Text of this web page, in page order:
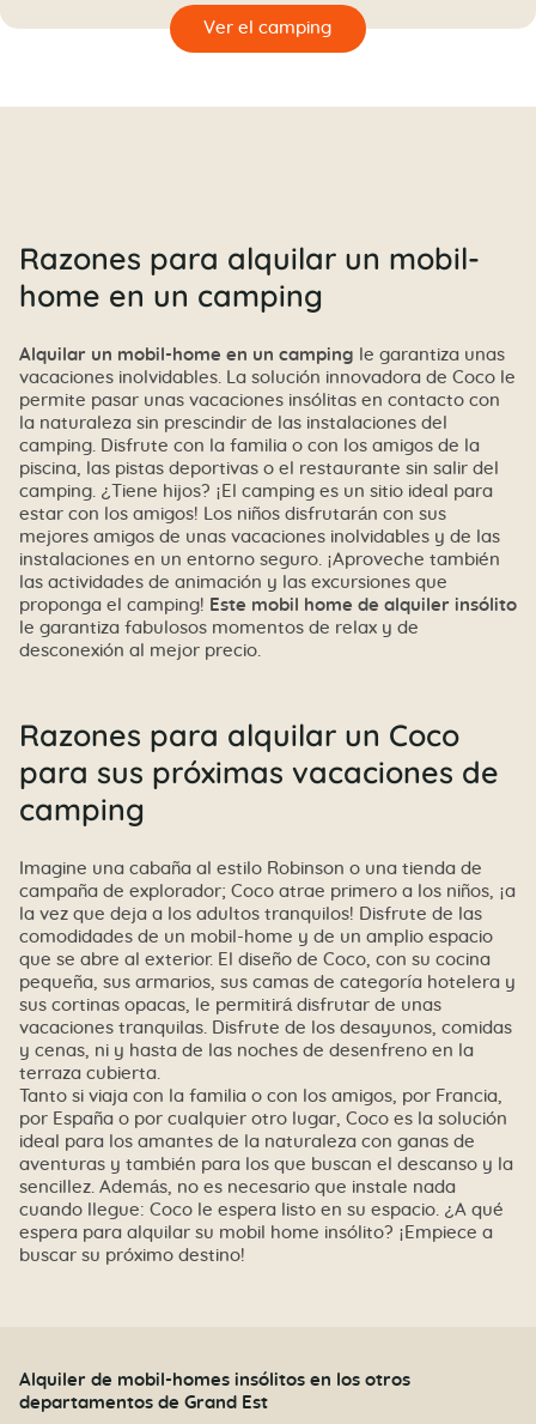
🔍
Razones para alquilar un mobil-
home en un camping
Alquilar un mobil-home en un camping le garantiza unas
vacaciones inolvidables. La solución innovadora de Coco le
permite pasar unas vacaciones insólitas en contacto con
la naturaleza sin prescindir de las instalaciones del
camping. Disfrute con la familia o con los amigos de la
piscina, las pistas deportivas o el restaurante sin salir del
camping. ¿Tiene hijos? ¡El camping es un sitio ideal para
estar con los amigos! Los niños disfrutarán con sus
mejores amigos de unas vacaciones inolvidables y de las
instalaciones en un entorno seguro. ¡Aproveche también
las actividades de animación y las excursiones que
proponga el camping! Este mobil home de alquiler insólito
le garantiza fabulosos momentos de relax y de
desconexión al mejor precio.
Razones para alquilar un Coco
para sus próximas vacaciones de
camping
Imagine una cabaña al estilo Robinson o una tienda de
campaña de explorador; Coco atrae primero a los niños, ¡a
la vez que deja a los adultos tranquilos! Disfrute de las
comodidades de un mobil-home y de un amplio espacio
que se abre al exterior. El diseño de Coco, con su cocina
pequeña, sus armarios, sus camas de categoría hotelera y
sus cortinas opacas, le permitirá disfrutar de unas
vacaciones tranquilas. Disfrute de los desayunos, comidas
y cenas, ni y hasta de las noches de desenfreno en la
terraza cubierta.
Tanto si viaja con la familia o con los amigos, por Francia,
por España o por cualquier otro lugar, Coco es la solución
ideal para los amantes de la naturaleza con ganas de
aventuras y también para los que buscan el descanso y la
sencillez. Además, no es necesario que instale nada
cuando llegue: Coco le espera listo en su espacio. ¿A qué
espera para alquilar su mobil home insólito? ¡Empiece a
buscar su próximo destino!
Alquiler de mobil-homes insólitos en los otros
departamentos de Grand Est